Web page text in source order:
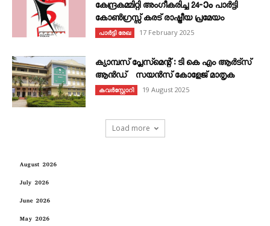
കേന്ദ്രകമ്മിറ്റി അംഗീകരിച്ച 24‐ാം പാർട്ടി
കോൺഗ്രസ്സ് കരട് രാഷ്ട്രീയ പ്രമേയം
പാർട്ടി രേഖ 17 February 2025
ക്യാമ്പസ് പ്ലേസ്മെന്റ് : ടി കെ എം ആർട്സ്
ആൻഡ് സയൻസ് കോളേജ് മാതൃക
കവര്‍സ്റ്റോറി 19 August 2025
Load more
August 2026
July 2026
June 2026
May 2026